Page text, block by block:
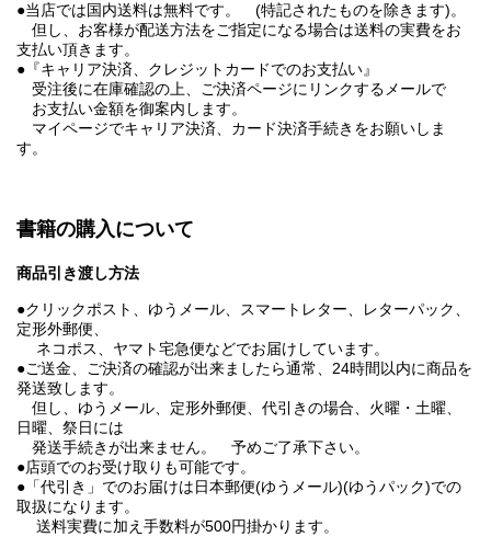
●当店では国内送料は無料です。 (特記されたものを除きます)。
但し、お客様が配送方法をご指定になる場合は送料の実費をお
支払い頂きます。
●『キャリア決済、クレジットカードでのお支払い』
受注後に在庫確認の上、ご決済ページにリンクするメールで
お支払い金額を御案内します。
マイページでキャリア決済、カード決済手続きをお願いしま
す。
書籍の購入について
商品引き渡し方法
●クリックポスト、ゆうメール、スマートレター、レターパック、
定形外郵便、
ネコポス、ヤマト宅急便などでお届けしています。
●ご送金、ご決済の確認が出来ましたら通常、24時間以内に商品を
発送致します。
但し、ゆうメール、定形外郵便、代引きの場合、火曜・土曜、
日曜、祭日には
発送手続きが出来ません。 予めご了承下さい。
●店頭でのお受け取りも可能です。
●「代引き」でのお届けは日本郵便(ゆうメール)(ゆうパック)での
取扱になります。
送料実費に加え手数料が500円掛かります。